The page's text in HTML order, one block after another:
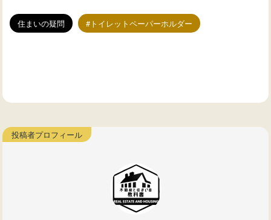
住まいの疑問 トイレットペーパーホルダー